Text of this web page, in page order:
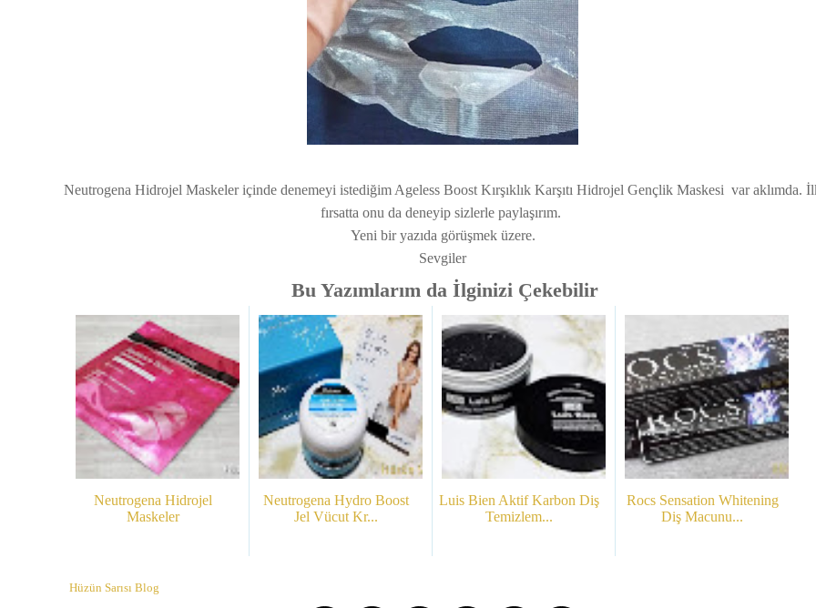
Neutrogena Hidrojel Maskeler içinde denemeyi istediğim Ageless Boost Kırşıklık Karşıtı Hidrojel Gençlik Maskesi var aklımda.
fırsatta onu da deneyip sizlerle paylaşırım.
Yeni bir yazıda görüşmek üzere.
Sevgiler
Bu Yazımlarım da İlginizi Çekebilir
Neutrogena Hidrojel
Maskeler
Neutrogena Hydro Boost
Jel Vücut Kr...
Luis Bien Aktif Karbon Diş
Temizlem...
Rocs Sensation Whitening
Diş Macunu...
Hüzün Sarısı Blog